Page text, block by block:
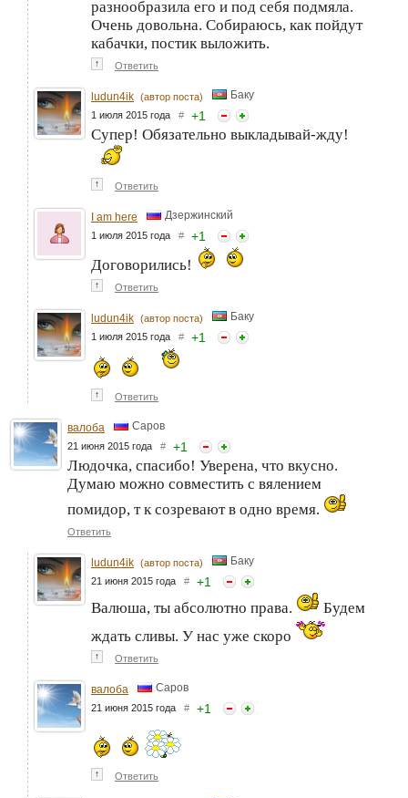
разнообразила его и под себя подмяла.
Очень довольна. Собираюсь, как пойдут
кабачки, постик выложить.
↑ Ответить
ludun4ik (автор поста) Баку
1 июля 2015 года # +1
Супер! Обязательно выкладывай-жду!
↑ Ответить
I am here Дзержинский
1 июля 2015 года # +1
Договорились!
↑ Ответить
ludun4ik (автор поста) Баку
1 июля 2015 года # +1
↑ Ответить
валоба Саров
21 июня 2015 года # +1
Людочка, спасибо! Уверена, что вкусно.
Думаю можно совместить с вялением
помидор, т к созревают в одно время.
Ответить
ludun4ik (автор поста) Баку
21 июня 2015 года # +1
Валюша, ты абсолютно права.
Будем
ждать сливы. У нас уже скоро
↑ Ответить
валоба Саров
21 июня 2015 года # +1
↑ Ответить